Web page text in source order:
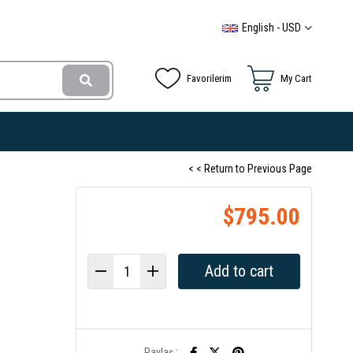
English - USD
My Cart
Favorilerim
< < Return to Previous Page
$795.00